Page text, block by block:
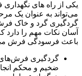
یکی از راه های
می‌تواند به عنوان یک
گردگیری گرد و خاک
آسان نکات مهم را
باعث فرسودگی فرش
گردگیری فرش‌های
ضخیم و محکم